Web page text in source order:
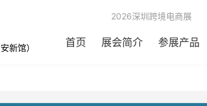
新馆） 首页 展会简介 参展产品
2026深圳跨境电商展